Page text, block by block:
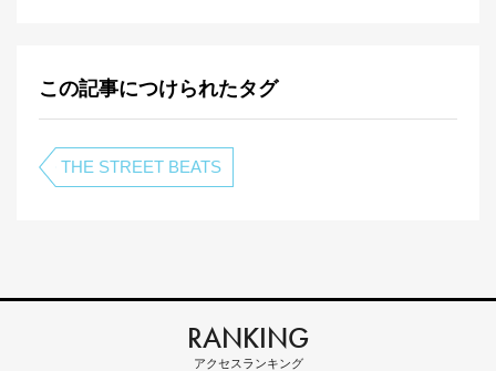
この記事につけられたタグ
THE STREET BEATS
RANKING
アクセスランキング